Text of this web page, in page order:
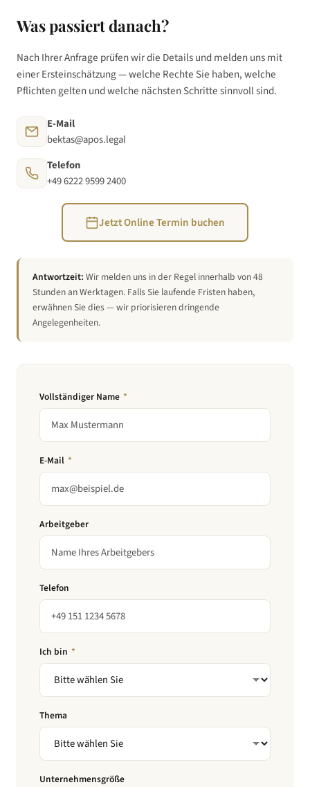
Was passiert danach?
Nach Ihrer Anfrage prüfen wir die Details und melden uns mit
einer Ersteinschätzung — welche Rechte Sie haben, welche
Pflichten gelten und welche nächsten Schritte sinnvoll sind.
E-Mail
bektas@apos.legal
Telefon
+49 6222 9599 2400
Jetzt Online Termin buchen
Antwortzeit: Wir melden uns in der Regel innerhalb von 48
Stunden an Werktagen. Falls Sie laufende Fristen haben,
erwähnen Sie dies — wir priorisieren dringende
Angelegenheiten.
Vollständiger Name *
E-Mail *
Arbeitgeber
Telefon
Ich bin *
Thema
Unternehmensgröße